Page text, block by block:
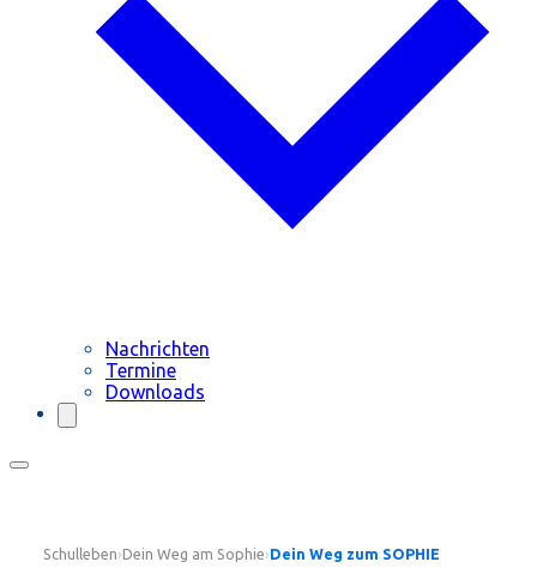
Nachrichten
Termine
Downloads
Schulleben›Dein Weg am Sophie›Dein Weg zum SOPHIE